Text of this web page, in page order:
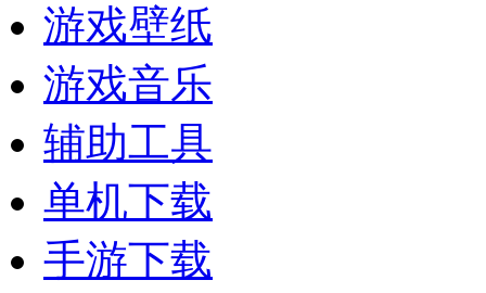
游戏壁纸
游戏音乐
辅助工具
单机下载
手游下载